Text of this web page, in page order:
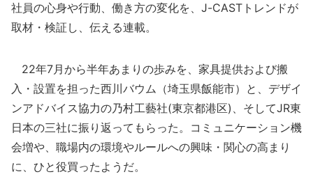
社員の心身や行動、働き方の変化を、J-CASTトレンドが
取材・検証し、伝える連載。
22年7月から半年あまりの歩みを、家具提供および搬
入・設置を担った西川バウム（埼玉県飯能市）と、デザイ
ンアドバイス協力の乃村工藝社(東京都港区)、そしてJR東
日本の三社に振り返ってもらった。コミュニケーション機
会増や、職場内の環境やルールへの興味・関心の高まり
に、ひと役買ったようだ。